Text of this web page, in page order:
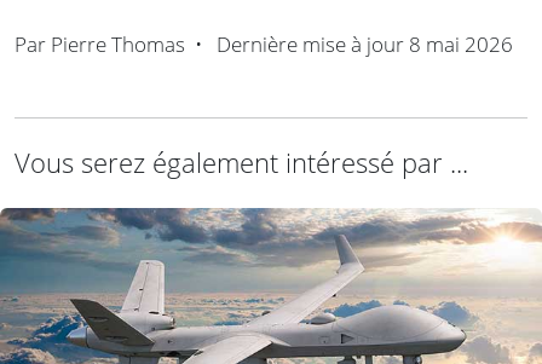
Par Pierre Thomas • Dernière mise à jour 8 mai 2026
Vous serez également intéressé par ...